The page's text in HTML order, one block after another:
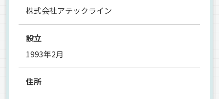
株式会社アテックライン
設立
1993年2月
住所